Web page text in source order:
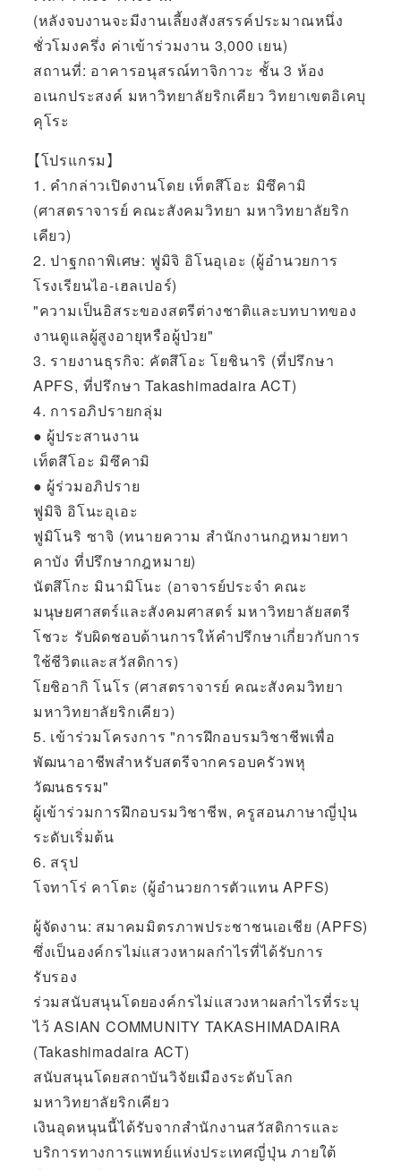
(หลังจบงานจะมีงานเลี้ยงสังสรรค์ประมาณหนึ่ง
ชั่วโมงครึ่ง ค่าเข้าร่วมงาน 3,000 เยน)
สถานที่: อาคารอนุสรณ์ทาจิกาวะ ชั้น 3 ห้อง
อเนกประสงค์ มหาวิทยาลัยริกเคียว วิทยาเขตอิเคบุ
คุโระ
【โปรแกรม】
1. คำกล่าวเปิดงานโดย เท็ตสึโอะ มิซึคามิ
(ศาสตราจารย์ คณะสังคมวิทยา มหาวิทยาลัยริก
เคียว)
2. ปาฐกถาพิเศษ: ฟูมิจิ อิโนอุเอะ (ผู้อำนวยการ
โรงเรียนไอ-เฮลเปอร์)
"ความเป็นอิสระของสตรีต่างชาติและบทบาทของ
งานดูแลผู้สูงอายุหรือผู้ป่วย"
3. รายงานธุรกิจ: คัตสึโอะ โยชินาริ (ที่ปรึกษา
APFS, ที่ปรึกษา Takashimadaira ACT)
4. การอภิปรายกลุ่ม
● ผู้ประสานงาน
เท็ตสึโอะ มิซึคามิ
● ผู้ร่วมอภิปราย
ฟูมิจิ อิโนะอุเอะ
ฟูมิโนริ ซาจิ (ทนายความ สำนักงานกฎหมายทา
คาบัง ที่ปรึกษากฎหมาย)
นัตสึโกะ มินามิโนะ (อาจารย์ประจำ คณะ
มนุษยศาสตร์และสังคมศาสตร์ มหาวิทยาลัยสตรี
โชวะ รับผิดชอบด้านการให้คำปรึกษาเกี่ยวกับการ
ใช้ชีวิตและสวัสดิการ)
โยชิอากิ โนโร (ศาสตราจารย์ คณะสังคมวิทยา
มหาวิทยาลัยริกเคียว)
5. เข้าร่วมโครงการ "การฝึกอบรมวิชาชีพเพื่อ
พัฒนาอาชีพสำหรับสตรีจากครอบครัวพหุ
วัฒนธรรม"
ผู้เข้าร่วมการฝึกอบรมวิชาชีพ, ครูสอนภาษาญี่ปุ่น
ระดับเริ่มต้น
6. สรุป
โจทาโร่ คาโตะ (ผู้อำนวยการตัวแทน APFS)
ผู้จัดงาน: สมาคมมิตรภาพประชาชนเอเชีย (APFS)
ซึ่งเป็นองค์กรไม่แสวงหาผลกำไรที่ได้รับการ
รับรอง
ร่วมสนับสนุนโดยองค์กรไม่แสวงหาผลกำไรที่ระบุ
ไว้ ASIAN COMMUNITY TAKASHIMADAIRA
(Takashimadaira ACT)
สนับสนุนโดยสถาบันวิจัยเมืองระดับโลก
มหาวิทยาลัยริกเคียว
เงินอุดหนุนนี้ได้รับจากสำนักงานสวัสดิการและ
บริการทางการแพทย์แห่งประเทศญี่ปุ่น ภายใต้